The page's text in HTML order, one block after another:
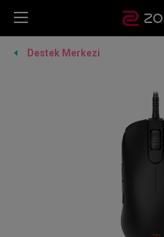
Destek Merkezi